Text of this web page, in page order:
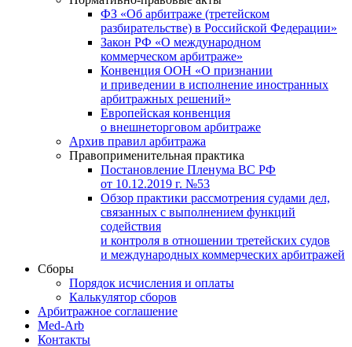
ФЗ «Об арбитраже (третейском
разбирательстве) в Российской Федерации»
Закон РФ «О международном
коммерческом арбитраже»
Конвенция ООН «О признании
и приведении в исполнение иностранных
арбитражных решений»
Европейская конвенция
о внешнеторговом арбитраже
Архив правил арбитража
Правоприменительная практика
Постановление Пленума ВС РФ
от 10.12.2019 г. №53
Обзор практики рассмотрения судами дел,
связанных с выполнением функций
содействия
и контроля в отношении третейских судов
и международных коммерческих арбитражей
Сборы
Порядок исчисления и оплаты
Калькулятор сборов
Арбитражное соглашение
Med-Arb
Контакты